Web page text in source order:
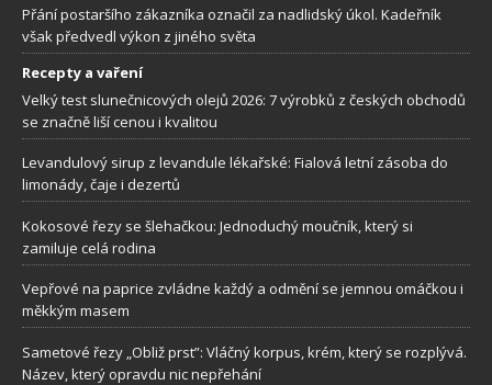
Přání postaršího zákazníka označil za nadlidský úkol. Kadeřník
však předvedl výkon z jiného světa
Recepty a vaření
Velký test slunečnicových olejů 2026: 7 výrobků z českých obchodů
se značně liší cenou i kvalitou
Levandulový sirup z levandule lékařské: Fialová letní zásoba do
limonády, čaje i dezertů
Kokosové řezy se šlehačkou: Jednoduchý moučník, který si
zamiluje celá rodina
Vepřové na paprice zvládne každý a odmění se jemnou omáčkou i
měkkým masem
Sametové řezy „Obliž prst”: Vláčný korpus, krém, který se rozplývá.
Název, který opravdu nic nepřehání